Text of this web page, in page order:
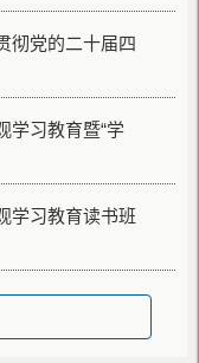
彻党的二十届四
学习教育暨“学
学习教育读书班